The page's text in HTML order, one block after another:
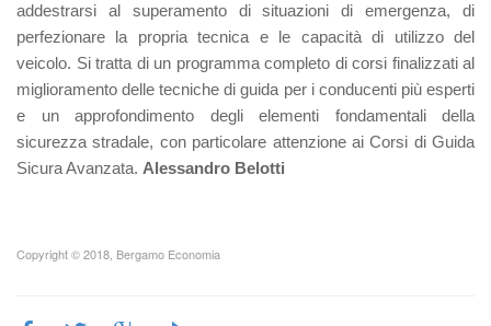
addestrarsi al superamento di situazioni di emergenza, di
perfezionare la propria tecnica e le capacità di utilizzo del
veicolo. Si tratta di un programma completo di corsi finalizzati al
miglioramento delle tecniche di guida per i conducenti più esperti
e un approfondimento degli elementi fondamentali della
sicurezza stradale, con particolare attenzione ai Corsi di Guida
Sicura Avanzata. Alessandro Belotti
Copyright © 2018, Bergamo Economia